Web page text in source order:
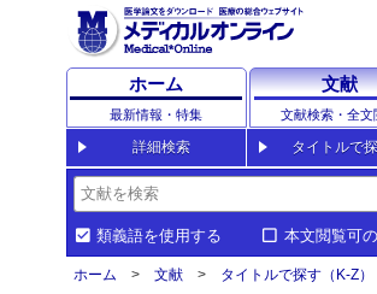
ホーム
最新情報・特集
文献
文献検索・全文
詳細検索 タイトルで
類義語を使用する 本文閲覧可
ホーム 文献 タイトルで探す（K-Z）